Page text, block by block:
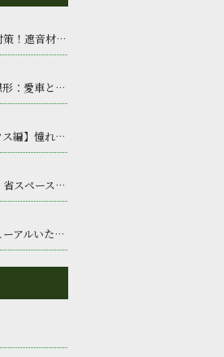
コストを抑えて防音対策！遮音材・吸音材・浮き構造の賢い選び方
ガレージハウスの理想形：愛車と書斎が融合する趣味空間
【車庫・ガレージハウス編】憧れの秘密基地！愛車を守る最高の空間作り
狭いからこそ楽しい！省スペースに凝縮された隠れ家趣味部屋
ホームページをリニューアルいたしました。